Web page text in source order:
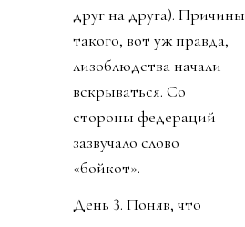
друг на друга). Причины
такого, вот уж правда,
лизоблюдства начали
вскрываться. Со
стороны федераций
зазвучало слово
«бойкот».
День 3. Поняв, что